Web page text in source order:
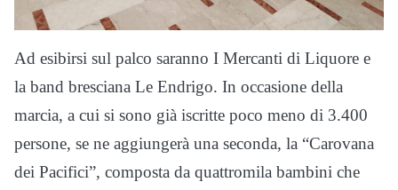
Ad esibirsi sul palco saranno I Mercanti di Liquore e
la band bresciana Le Endrigo. In occasione della
marcia, a cui si sono già iscritte poco meno di 3.400
persone, se ne aggiungerà una seconda, la “Carovana
dei Pacifici”, composta da quattromila bambini che